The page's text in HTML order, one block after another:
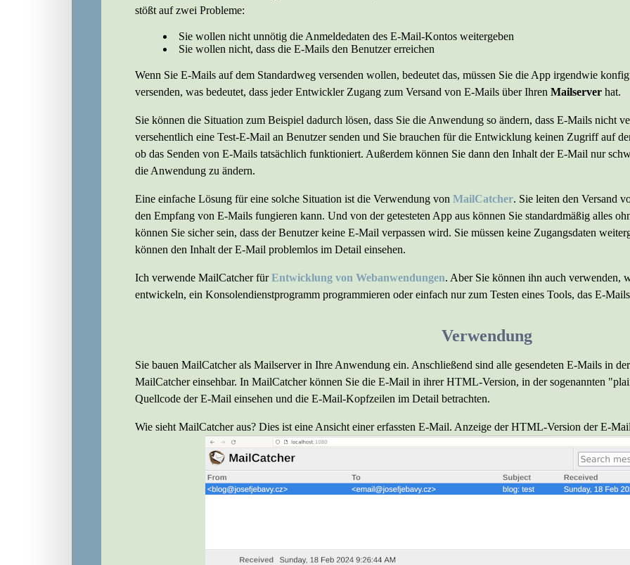
stößt auf zwei Probleme:
Sie wollen nicht unnötig die Anmeldedaten des E-Mail-Kontos weitergeben
Sie wollen nicht, dass die E-Mails den Benutzer erreichen
Wenn Sie E-Mails auf dem Standardweg versenden wollen, bedeutet das, müssen Sie die App irgendwie
versenden, was bedeutet, dass jeder Entwickler Zugang zum Versand von E-Mails über Ihren Mailserver hat.
Sie können die Situation zum Beispiel dadurch lösen, dass Sie die Anwendung so ändern, dass E-Mails nicht
versehentlich eine Test-E-Mail an Benutzer senden und Sie brauchen für die Entwicklung keinen Zugriff auf
ob das Senden von E-Mails tatsächlich funktioniert. Außerdem können Sie dann den Inhalt der E-Mail nur
die Anwendung zu ändern.
Eine einfache Lösung für eine solche Situation ist die Verwendung von MailCatcher. Sie leiten den Versand
den Empfang von E-Mails fungieren kann. Und von der getesteten App aus können Sie standardmäßig alles
können Sie sicher sein, dass der Benutzer keine E-Mail verpassen wird. Sie müssen keine Zugangsdaten
können den Inhalt der E-Mail problemlos im Detail einsehen.
Ich verwende MailCatcher fürEntwicklung von Webanwendungen. Aber Sie können ihn auch verwenden,
entwickeln, ein Konsolendienstprogramm programmieren oder einfach nur zum Testen eines Tools, das E-
Verwendung
Sie bauen MailCatcher als Mailserver in Ihre Anwendung ein. Anschließend sind alle gesendeten E-Mails in
MailCatcher einsehbar. In MailCatcher können Sie die E-Mail in ihrer HTML-Version, in der sogenannten
Quellcode der E-Mail einsehen und die E-Mail-Kopfzeilen im Detail betrachten.
Wie sieht MailCatcher aus? Dies ist eine Ansicht einer erfassten E-Mail. Anzeige der HTML-Version der E-